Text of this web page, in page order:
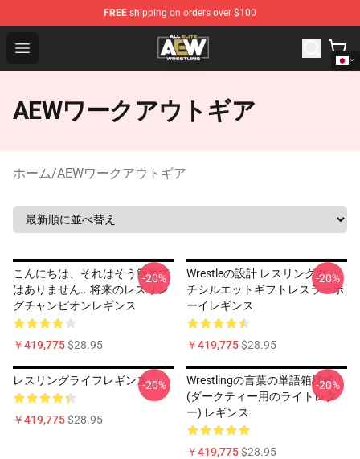
FREE shipping on orders over $100
Open menu
Aew Shop ⚡️ Official Aew Merchandise Store
AEWワークアウトギア
ホーム/AEWワークアウトギア
こんにちは、それはそう簡単で
はありません...将来のレスリン
グチャンピオンレギンス
￥419,775$28.95
-20%
Wrestleの設計 レスリングマッ
チシルエットギフトレスラーボ
ーイレギンス
￥419,775$28.95
-20%
レスリングライフレギンス
￥419,775$28.95
-20%
Wrestlingの言葉の単語箱様式
(ダークティー用のライトレタ
ー) レギンス
￥419,775$28.95
-20%